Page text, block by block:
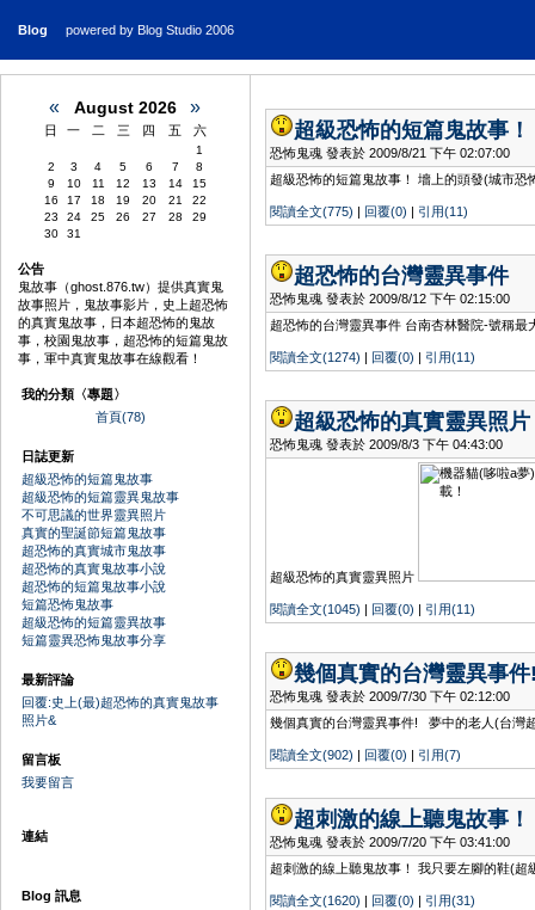
Blog powered by Blog Studio 2006
« August 2026 »
日 一 二 三 四 五 六
1
2
3 4 5 6 7
8
9
10 11 12 13 14
15
16
17 18 19 20 21
22
23
24 25 26 27 28
29
30
31
公告
鬼故事（ghost.876.tw）提供真實鬼
故事照片，鬼故事影片，史上超恐怖
的真實鬼故事，日本超恐怖的鬼故
事，校園鬼故事，超恐怖的短篇鬼故
事，軍中真實鬼故事在線觀看！
我的分類〈專題〉
首頁(78)
日誌更新
超級恐怖的短篇鬼故事
超級恐怖的短篇靈異鬼故事
不可思議的世界靈異照片
真實的聖誕節短篇鬼故事
超恐怖的真實城市鬼故事
超恐怖的真實鬼故事小說
超恐怖的短篇鬼故事小說
短篇恐怖鬼故事
超級恐怖的短篇靈異故事
短篇靈異恐怖鬼故事分享
最新評論
回覆:史上(最)超恐怖的真實鬼故事
照片&
留言板
我要留言
連結
Blog 訊息
超級恐怖的短篇鬼故事！
恐怖鬼魂 發表於 2009/8/21 下午 02:07:00
超級恐怖的短篇鬼故事！ 墻上的頭發(城市
閱讀全文(775) | 回覆(0) | 引用(11)
超恐怖的台灣靈異事件
恐怖鬼魂 發表於 2009/8/12 下午 02:15:00
超恐怖的台灣靈異事件 台南杏林醫院-號稱
閱讀全文(1274) | 回覆(0) | 引用(11)
超級恐怖的真實靈異照片
恐怖鬼魂 發表於 2009/8/3 下午 04:43:00
超級恐怖的真實靈異照片
閱讀全文(1045) | 回覆(0) | 引用(11)
幾個真實的台灣靈異事
恐怖鬼魂 發表於 2009/7/30 下午 02:12:00
幾個真實的台灣靈異事件! 夢中的老人(台灣
閱讀全文(902) | 回覆(0) | 引用(7)
超刺激的線上聽鬼故事！
恐怖鬼魂 發表於 2009/7/20 下午 03:41:00
超刺激的線上聽鬼故事！ 我只要左腳的鞋(
閱讀全文(1620) | 回覆(0) | 引用(31)